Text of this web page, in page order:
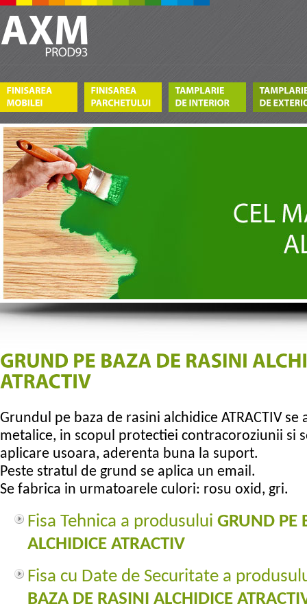
Grundul pe baza de rasini alchidice ATRACTIV
metalice, in scopul protectiei contracoroziunii si
aplicare usoara, aderenta buna la suport.
Peste stratul de grund se aplica un email.
Se fabrica in urmatoarele culori: rosu oxid, gri.
Fisa Tehnica a produsului GRUND PE
ALCHIDICE ATRACTIV
Fisa cu Date de Securitate a
BAZA DE RASINI ALCHIDICE